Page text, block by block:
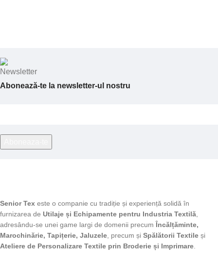
Abonează-te la newsletter-ul nostru
Senior Tex este o companie cu tradiție și experiență solidă în
furnizarea de Utilaje și Echipamente pentru Industria Textilă
adresându-se unei game largi de domenii precum Încălțăminte,
Marochinărie, Tapițerie, Jaluzele , precum și Spălătorii Textile și
Ateliere de Personalizare Textile prin Broderie și Imprimare